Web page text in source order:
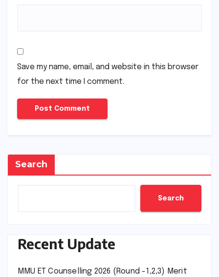
Save my name, email, and website in this browser
for the next time I comment.
Search
Search
Recent Update
MMU ET Counselling 2026 (Round -1,2,3) Merit